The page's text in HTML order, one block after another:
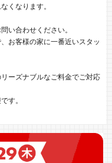
くなります。
い合わせください。
お客様の家に一番近いスタッ
ーズナブルなご料金でご対応
す。